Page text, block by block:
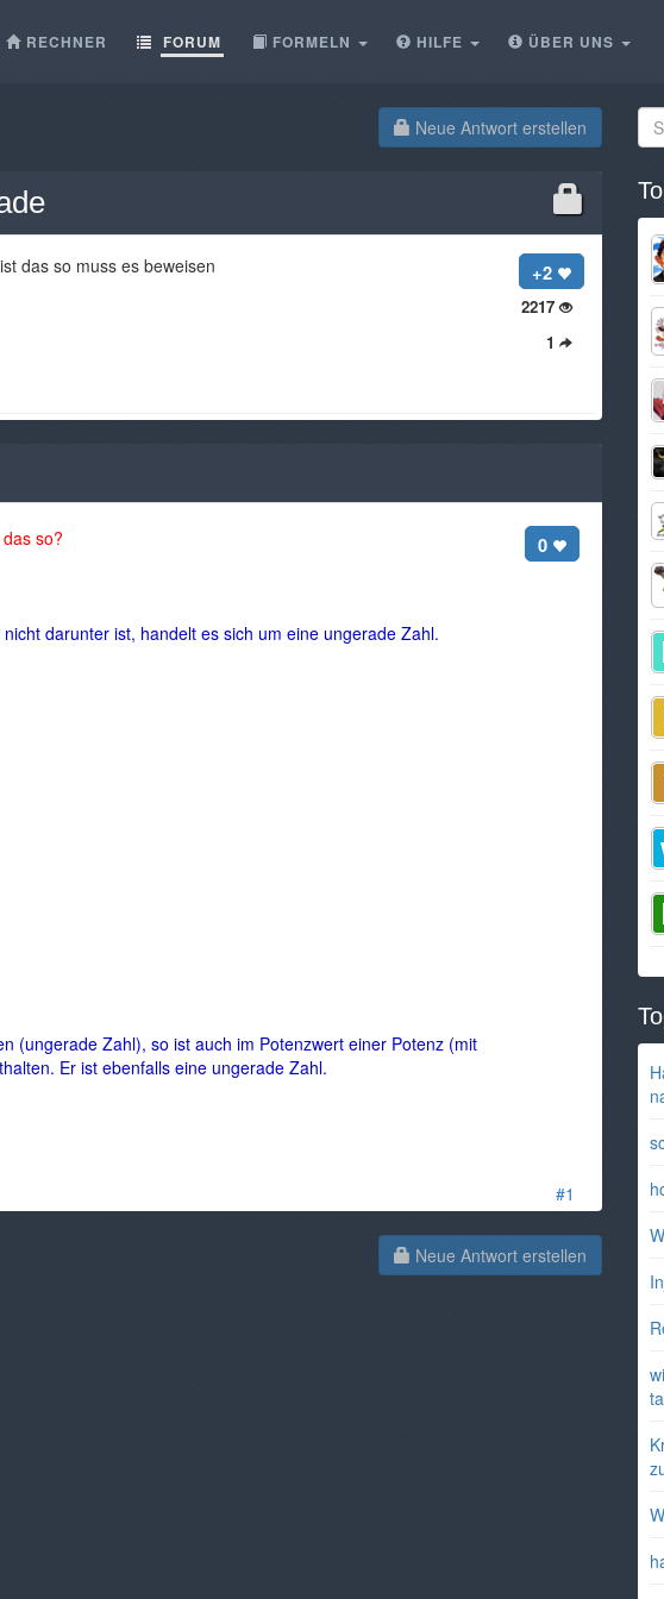
RECHNER FORUM FORMELN HILFE ÜBER UNS
Neue Antwort erstellen
+2
2217
1
das so muss es beweisen
#1
0
so?
darunter ist, handelt es sich um eine ungerade Zahl.
(ungerade Zahl), so ist auch im Potenzwert einer Potenz (mit
Er ist ebenfalls eine ungerade Zahl.
Neue Antwort erstellen